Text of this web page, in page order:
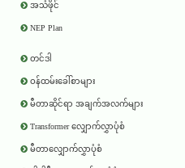
အသံဖိုင်
NEP Plan
တင်ဒါ
ဝန်ထမ်းခေါ်စာများ
မီတာဆိုင်ရာ အချက်အလက်များ
Transformer လျှောက်လွှာပုံစံ
မီတာလျှောက်လွှာပုံစံ